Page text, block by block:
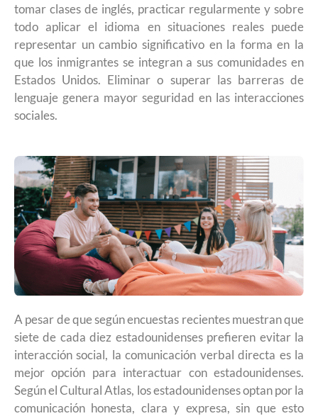
tomar clases de inglés, practicar regularmente y sobre
todo aplicar el idioma en situaciones reales puede
representar un cambio significativo en la forma en la
que los inmigrantes se integran a sus comunidades en
Estados Unidos. Eliminar o superar las barreras de
lenguaje genera mayor seguridad en las interacciones
sociales.
A pesar de que según encuestas recientes muestran que
siete de cada diez estadounidenses prefieren evitar la
interacción social, la comunicación verbal directa es la
mejor opción para interactuar con estadounidenses.
Según el Cultural Atlas, los estadounidenses optan por la
comunicación honesta, clara y expresa, sin que esto